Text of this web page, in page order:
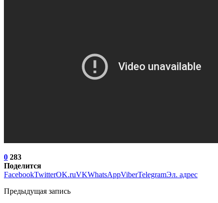
0 283
Поделится
FacebookTwitterOK.ruVKWhatsAppViberTelegramЭл. адрес
Предыдущая запись